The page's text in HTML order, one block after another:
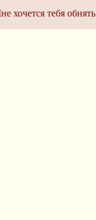
хочется тебя обнять